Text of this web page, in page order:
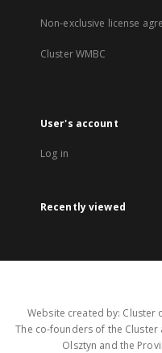
Non-exclusive license
Cluster WMBC
User's account
Log in
Recently viewed
Website created by: Cluster
The co-founders of the Cluster
Olsztyn and the